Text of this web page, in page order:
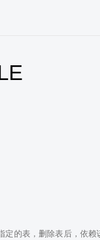
定的表，删除表后，依